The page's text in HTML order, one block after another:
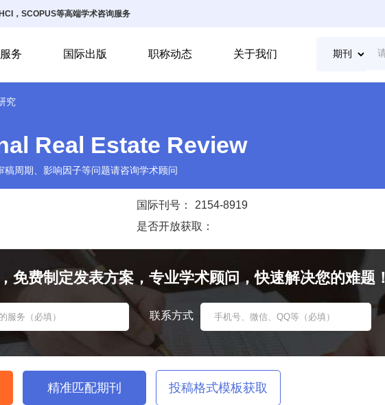
，SCOPUS等高端学术咨询服务
务 国际出版 职称动态 关于我们
究
Real Estate Review
稿周期、影响因子等问题请咨询学术顾问
国际刊号：
2154-8919
是否开放获取：
免费制定发表方案，专业学术顾问，快速解决您的难题！
联系方式
精准匹配期刊 投稿格式模板获取